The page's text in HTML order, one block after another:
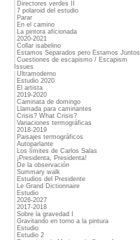
Directores verdes II
7 polaroid del estudio
Parar
En el camino
La pintora aficionada
2020-2021
Collar isabelino
Estamos Separados pero Estamos Juntos
Cuestiones de escapismo / Escapism
Issues
Ultramoderno
Estudio 2020
El artista
2019-2020
Caminata de domingo
Llamada para caminantes
Crisis? What Crisis?
Variaciones termográficas
2018-2019
Paisajes termográficos
Autoparlante
Los límites de Carlos Salas
¡Presidenta, Presidenta!
De la observación
Summary walk
Estudios del Presidente
Le Grand Dictionnaire
Estudio
2026-2027
2017-2018
Sobre la gravedad I
Gravitando en torno a la pintura
Estudio
Estudio 2